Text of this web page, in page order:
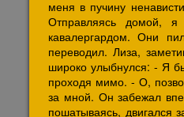
меня в пучину
Отправляясь домой,
кавалергардом. Они
переводил. Лиза,
широко улыбнулся: - Я
проходя мимо. - О,
за мной. Он забежал
пошатываясь, двигался